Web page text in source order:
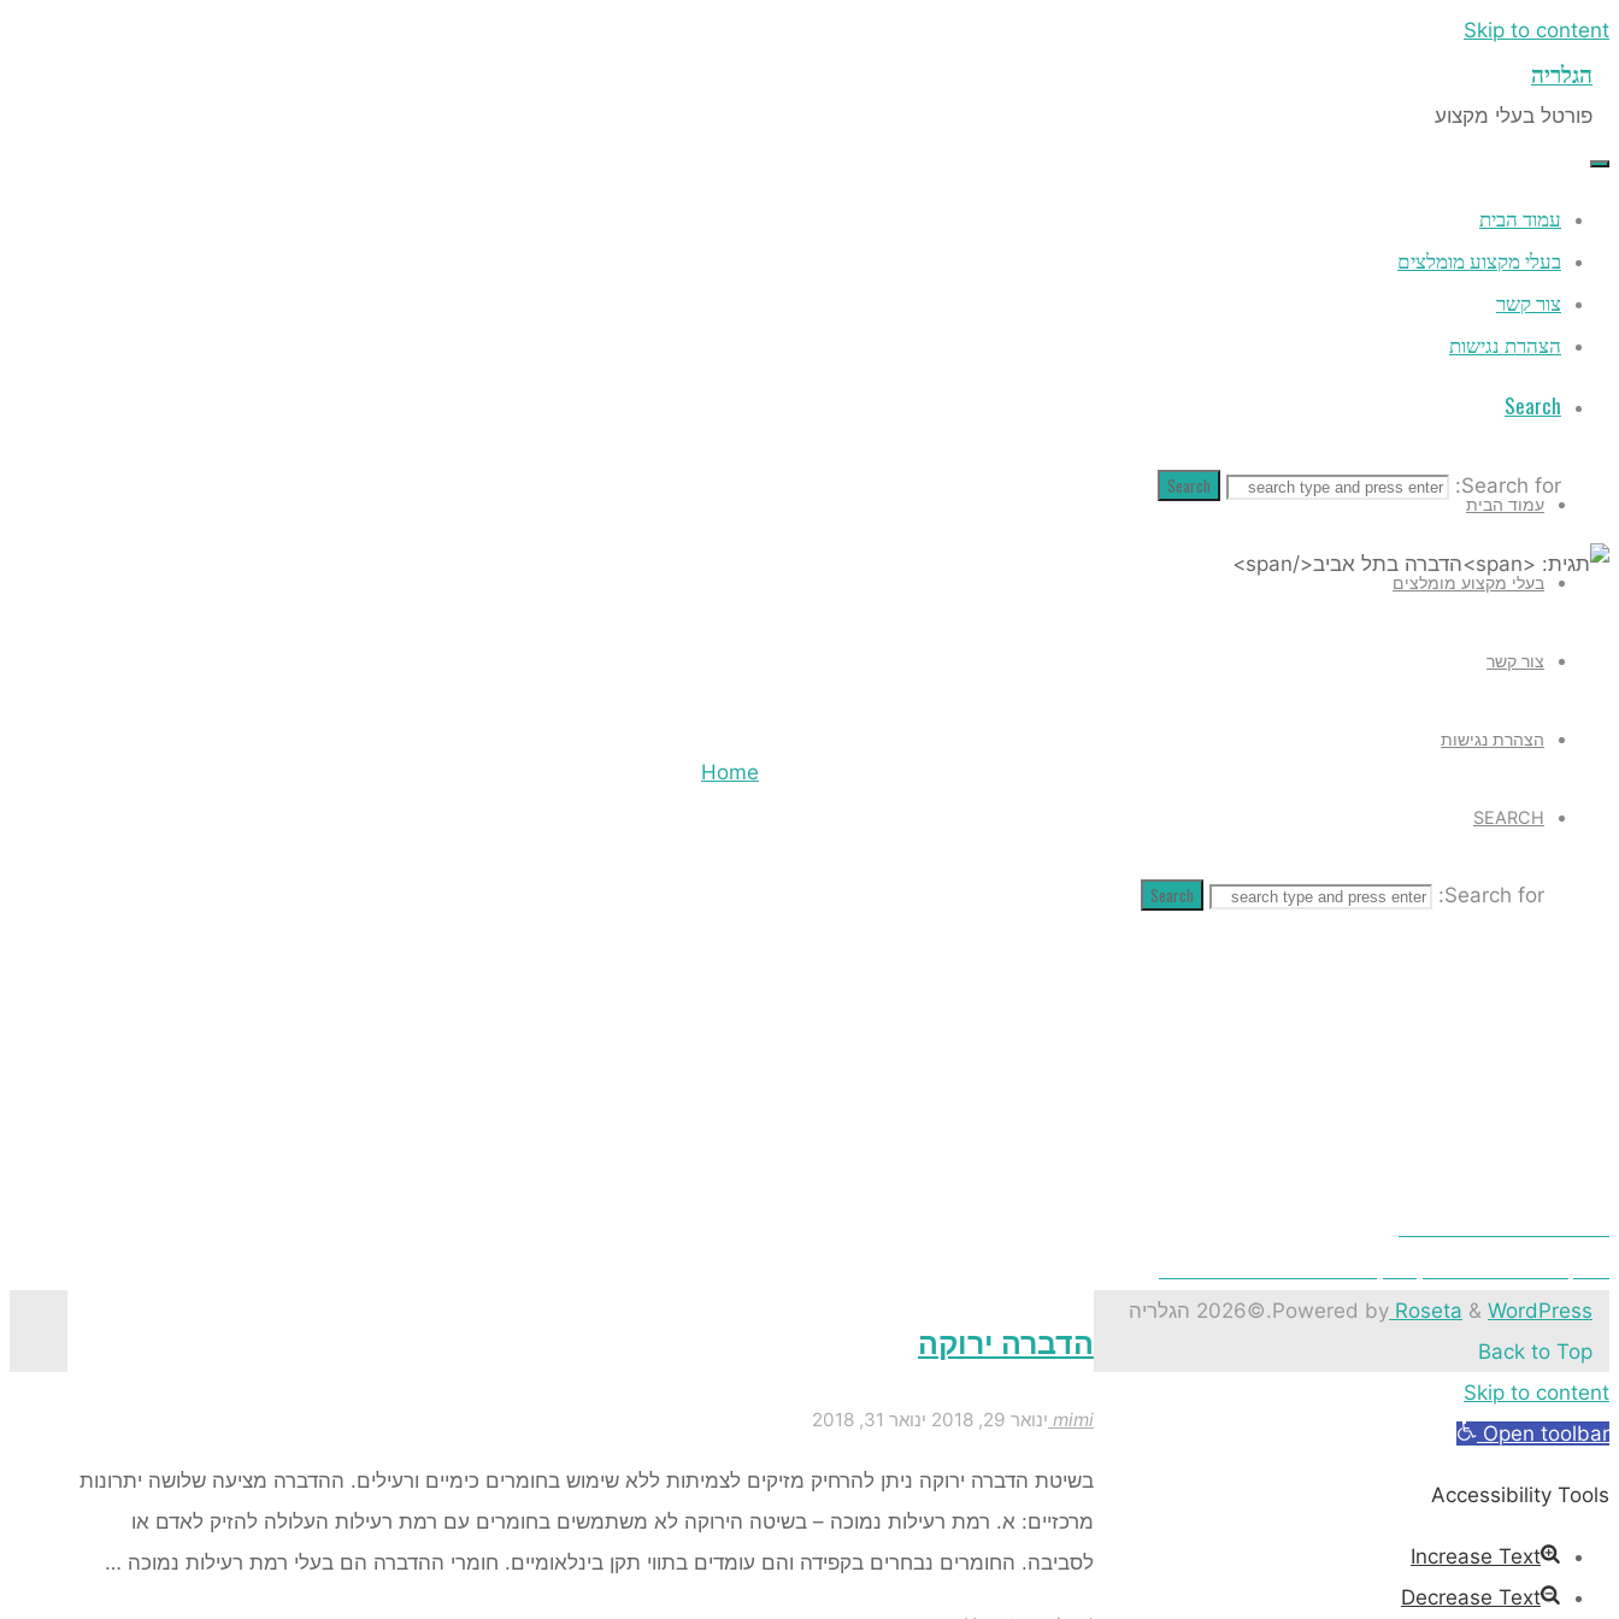
Skip to content
הגלריה
פורטל בעלי מקצוע
עמוד הבית
בעלי מקצוע מומלצים
צור קשר
הצהרת נגישות
Search
Search for:
Search
עמוד הבית
בעלי מקצוע מומלצים
צור קשר
הצהרת נגישות
SEARCH
Search for:
Search
Home
הדברה ירוקה
mimi ינואר 29, 2018 ינואר 31, 2018
בשיטת הדברה ירוקה ניתן להרחיק מזיקים לצמיתות ללא שימוש בחומרים כימיים ורעילים. ההדברה מציעה שלושה יתרונות
מרכזיים: א. רמת רעילות נמוכה – בשיטה הירוקה לא משתמשים בחומרים עם רמת רעילות העלולה להזיק לאדם או
לסביבה. החומרים נבחרים בקפידה והם עומדים בתווי תקן בינלאומיים. חומרי ההדברה הם בעלי רמת רעילות נמוכה …
Powered by Roseta & WordPress
.©2026 הגלריה
Back to Top
Skip to content
Open toolbar
Accessibility Tools
Increase Text
Decrease Text